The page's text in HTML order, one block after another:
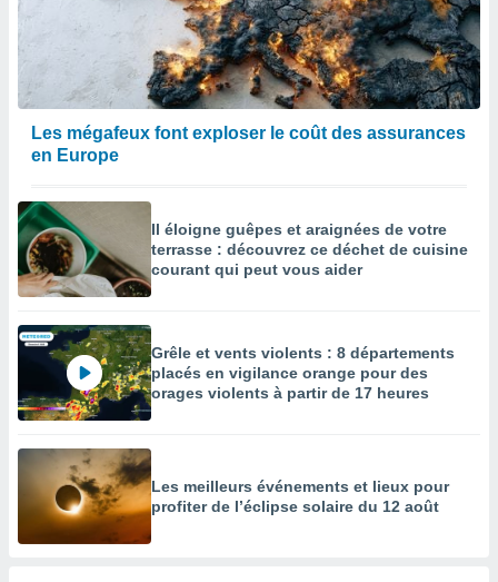
Les mégafeux font exploser le coût des assurances
en Europe
Il éloigne guêpes et araignées de votre
terrasse : découvrez ce déchet de cuisine
courant qui peut vous aider
Grêle et vents violents : 8 départements
placés en vigilance orange pour des
orages violents à partir de 17 heures
Les meilleurs événements et lieux pour
profiter de l’éclipse solaire du 12 août